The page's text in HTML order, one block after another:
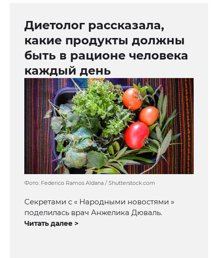
Диетолог рассказала,
какие продукты должны
быть в рационе человека
каждый день
Фото: Federico Ramos Aldana / Shutterstock.com
Секретами с « Народными новостями »
поделилась врач Анжелика Дюваль.
Читать далее >